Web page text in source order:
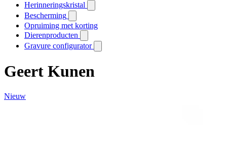
Herinneringskristal
Bescherming
Opruiming met korting
Dierenproducten
Gravure configurator
Geert Kunen
Nieuw